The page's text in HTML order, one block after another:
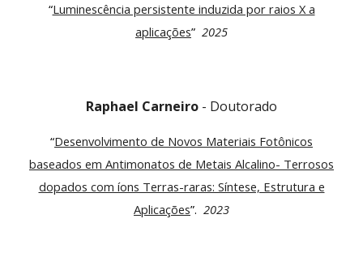
“Luminescência persistente induzida por raios X a
aplicações” 2025
Raphael Carneiro - Doutorado
“Desenvolvimento de Novos Materiais Fotônicos
baseados em Antimonatos de Metais Alcalino- Terrosos
dopados com íons Terras-raras: Síntese, Estrutura e
Aplicações”. 2023